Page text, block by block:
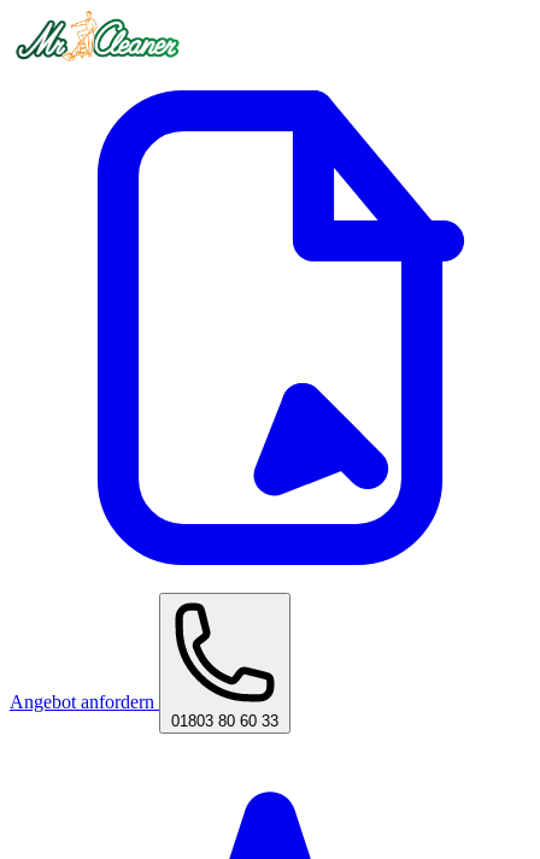
Angebot anfordern
01803 80 60 33